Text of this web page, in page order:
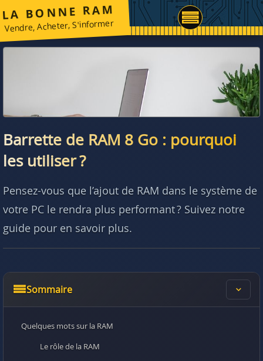
LA BONNE RAM
Vendre, Acheter, S'informer
Barrette de RAM 8 Go : pourquoi
les utiliser ?
Pensez-vous que l’ajout de RAM dans le système de
votre PC le rendra plus performant ? Suivez notre
guide pour en savoir plus.
Sommaire
Quelques mots sur la RAM
Le rôle de la RAM